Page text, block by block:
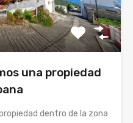
una propiedad
dentro de la zona